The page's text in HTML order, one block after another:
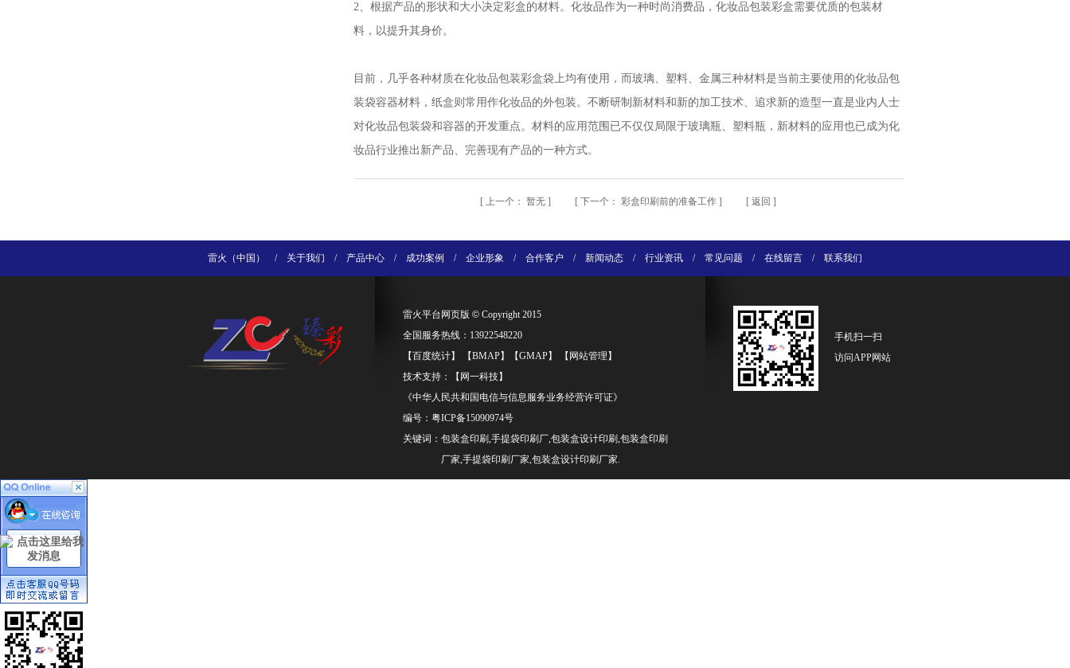
2、根据产品的形状和大小决定彩盒的材料。化妆品作为一种时尚消费品，化妆品包装彩盒需要优质的包装材
料，以提升其身价。
目前，几乎各种材质在化妆品包装彩盒袋上均有使用，而玻璃、塑料、金属三种材料是当前主要使用的化妆品包
装袋容器材料，纸盒则常用作化妆品的外包装。不断研制新材料和新的加工技术、追求新的造型一直是业内人士
对化妆品包装袋和容器的开发重点。材料的应用范围已不仅仅局限于玻璃瓶、塑料瓶，新材料的应用也已成为化
妆品行业推出新产品、完善现有产品的一种方式。
[上一个：暂无] [下一个：彩盒印刷前的准备工作] [ 返回]
雷火（中国） / 关于我们 / 产品中心 / 成功案例 / 企业形象 / 合作客户 / 新闻动态 / 行业资讯 / 常见问题 / 在线留言 / 联系我们
雷火平台网页版 © Copyright 2015
全国服务热线：13922548220
【百度统计】 【BMAP】【GMAP】 【 网站管理 】
技术支持：【 网一科技】
《中华人民共和国电信与信息服务业务经营许可证》
编号： 粤ICP备15090974号
关键词：包装盒印刷,手提袋印刷厂,包装盒设计印刷,包装盒印刷
厂家,手提袋印刷厂家,包装盒设计印刷厂家.
手机扫一扫
访问APP网站